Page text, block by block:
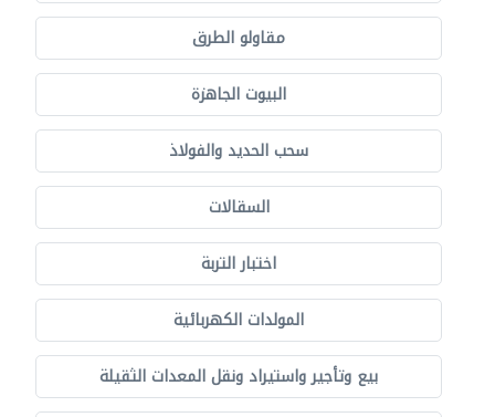
مقاولو الطرق
البيوت الجاهزة
سحب الحديد والفولاذ
السقالات
اختبار التربة
المولدات الكهربائية
بيع وتأجير واستيراد ونقل المعدات الثقيلة